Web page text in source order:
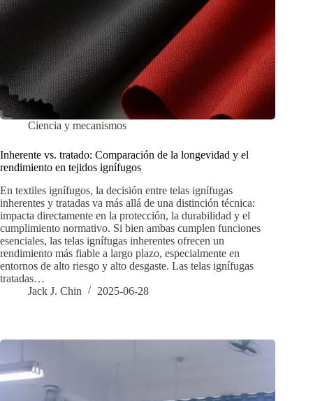
Ciencia y mecanismos
Inherente vs. tratado: Comparación de la longevidad y el
rendimiento en tejidos ignífugos
En textiles ignífugos, la decisión entre telas ignífugas
inherentes y tratadas va más allá de una distinción técnica:
impacta directamente en la protección, la durabilidad y el
cumplimiento normativo. Si bien ambas cumplen funciones
esenciales, las telas ignífugas inherentes ofrecen un
rendimiento más fiable a largo plazo, especialmente en
entornos de alto riesgo y alto desgaste. Las telas ignífugas
tratadas…
Jack J. Chin
2025-06-28